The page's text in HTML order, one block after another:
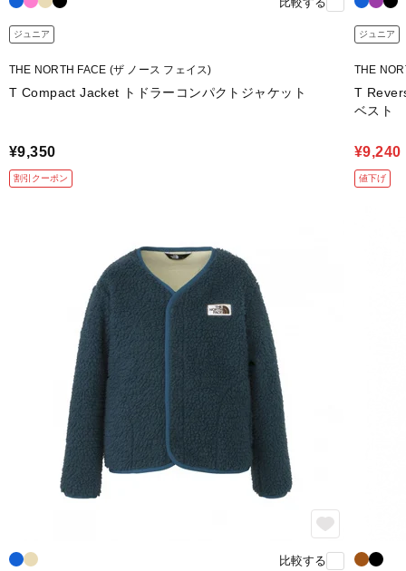
ジュニア
THE NORTH FACE (ザ ノース フェイス)
T Compact Jacket トドラーコンパクトジャケット
¥9,350
割引クーポン
ジュニア
THE
T
ベスト
¥9,240
値下げ
比較する